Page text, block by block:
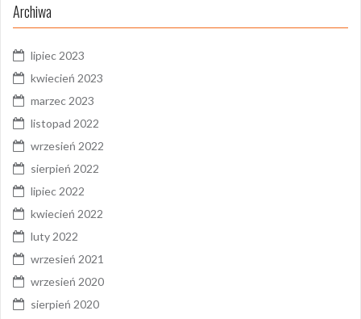
Archiwa
lipiec 2023
kwiecień 2023
marzec 2023
listopad 2022
wrzesień 2022
sierpień 2022
lipiec 2022
kwiecień 2022
luty 2022
wrzesień 2021
wrzesień 2020
sierpień 2020